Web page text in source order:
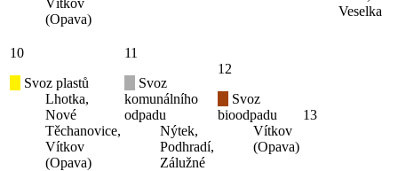
(Opava)
Veselka
10
Svoz plastů
Lhotka,
Nové
Těchanovice,
Vítkov
(Opava)
11
Svoz
komunálního
odpadu
Nýtek,
Podhradí,
Zálužné
12
Svoz
bioodpadu
Vítkov
(Opava)
13